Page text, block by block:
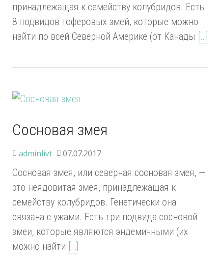
принадлежащая к семейству колубридов. Есть
8 подвидов гоферовых змей, которые можно
найти по всей Северной Америке (от Канады […]
Сосновая змея
adminlivt 07.07.2017
Сосновая змея, или северная сосновая змея, —
это неядовитая змея, принадлежащая к
семейству колубридов. Генетически она
связана с ужами. Есть три подвида сосновой
змеи, которые являются эндемичными (их
можно найти […]